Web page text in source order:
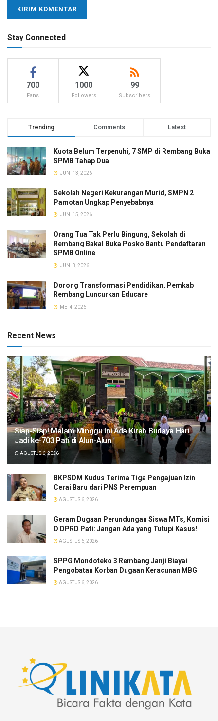
Stay Connected
700
Fans
1000
Followers
99
Subscribers
Trending Comments Latest
Kuota Belum Terpenuhi, 7 SMP di Rembang Buka
SPMB Tahap Dua
JUNI 13, 2026
Sekolah Negeri Kekurangan Murid, SMPN 2
Pamotan Ungkap Penyebabnya
JUNI 15, 2026
Orang Tua Tak Perlu Bingung, Sekolah di
Rembang Bakal Buka Posko Bantu Pendaftaran
SPMB Online
JUNI 3, 2026
Dorong Transformasi Pendidikan, Pemkab
Rembang Luncurkan Educare
MEI 4, 2026
Recent News
Siap-Siap! Malam Minggu Ini Ada Kirab Budaya Hari
Jadi ke-703 Pati di Alun-Alun
AGUSTUS 6, 2026
BKPSDM Kudus Terima Tiga Pengajuan Izin
Cerai Baru dari PNS Perempuan
AGUSTUS 6, 2026
Geram Dugaan Perundungan Siswa MTs, Komisi
D DPRD Pati: Jangan Ada yang Tutupi Kasus!
AGUSTUS 6, 2026
SPPG Mondoteko 3 Rembang Janji Biayai
Pengobatan Korban Dugaan Keracunan MBG
AGUSTUS 6, 2026